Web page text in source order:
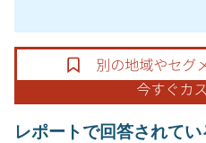
レポートで回答されて